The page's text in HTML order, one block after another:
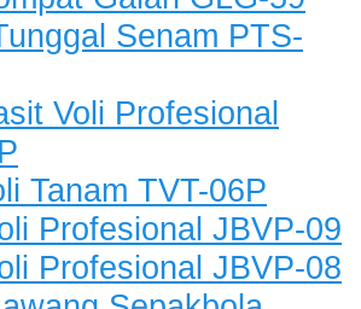
Senam PTS-
Voli Profesional
Tanam TVT-06P
Profesional JBVP-09
Profesional JBVP-08